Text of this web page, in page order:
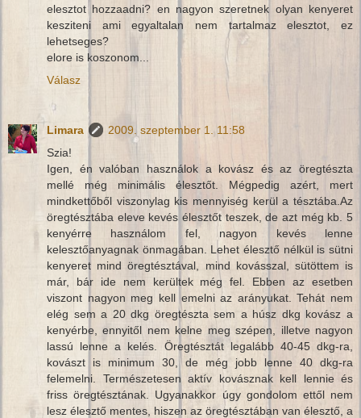
elesztot hozzaadni? en nagyon szeretnek olyan kenyeret
kesziteni ami egyaltalan nem tartalmaz elesztot, ez
lehetseges?
elore is koszonom...
Válasz
Limara
2009. szeptember 1. 11:58
Szia!
Igen, én valóban használok a kovász és az öregtészta
mellé még minimális élesztőt. Mégpedig azért, mert
mindkettőből viszonylag kis mennyiség kerül a tésztába.Az
öregtésztába eleve kevés élesztőt teszek, de azt még kb. 5
kenyérre használom fel, nagyon kevés lenne
kelesztőanyagnak önmagában. Lehet élesztő nélkül is sütni
kenyeret mind öregtésztával, mind kovásszal, sütöttem is
már, bár ide nem kerültek még fel. Ebben az esetben
viszont nagyon meg kell emelni az arányukat. Tehát nem
elég sem a 20 dkg öregtészta sem a húsz dkg kovász a
kenyérbe, ennyitől nem kelne meg szépen, illetve nagyon
lassú lenne a kelés. Öregtésztát legalább 40-45 dkg-ra,
kovászt is minimum 30, de még jobb lenne 40 dkg-ra
felemelni. Természetesen aktív kovásznak kell lennie és
friss öregtésztának. Ugyanakkor úgy gondolom ettől nem
lesz élesztő mentes, hiszen az öregtésztában van élesztő, a